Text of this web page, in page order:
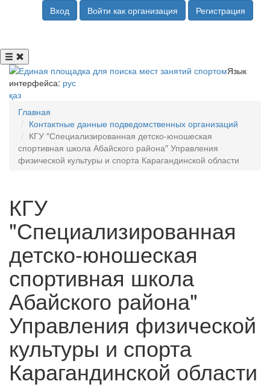
Вход Войти как организация Регистрация
Язык
интерфейса: рус
қаз
Главная
Контактные данные подведомственных организаций
КГУ "Специализированная детско-юношеская
спортивная школа Абайского района" Управления
физической культуры и спорта Карагандинской области
КГУ
"Специализированная
детско-юношеская
спортивная школа
Абайского района"
Управления физической
культуры и спорта
Карагандинской области